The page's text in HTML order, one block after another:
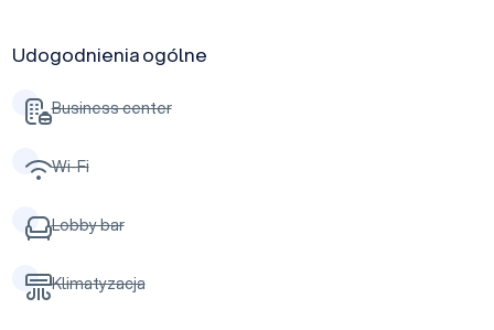
Udogodnienia ogólne
Business center
Wi-Fi
Lobby bar
Klimatyzacja